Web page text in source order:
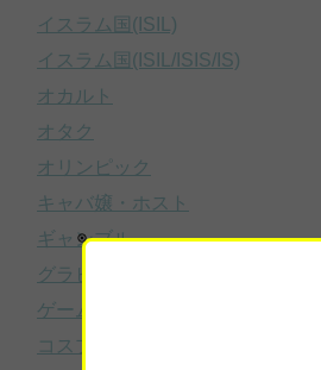
イスラム国(ISIL)
イスラム国(ISIL/ISIS/IS)
オカルト
オタク
オリンピック
キャバ嬢・ホスト
ギャンブル
グラビアアイドル
ゲーム
コスプレ